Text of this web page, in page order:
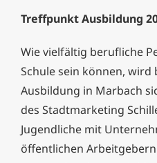
Treffpunkt Ausbildung
Wie vielfältig berufliche
Schule sein können,
Ausbildung in Marbach
des Stadtmarketing
Jugendliche mit
öffentlichen